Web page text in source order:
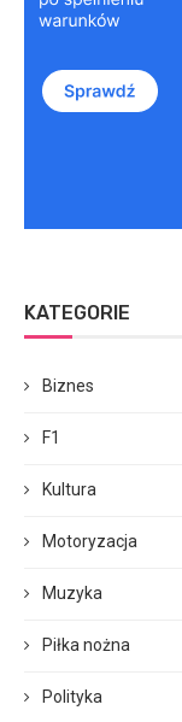
KATEGORIE
Biznes
F1
Kultura
Motoryzacja
Muzyka
Piłka nożna
Polityka